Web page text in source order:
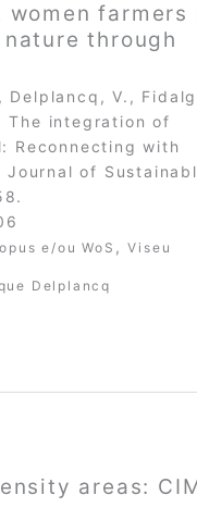
farmers
through
Delplancq, V.,
The integration of
Reconnecting with
of
e/ou WoS ,Viseu
Delplancq
areas: